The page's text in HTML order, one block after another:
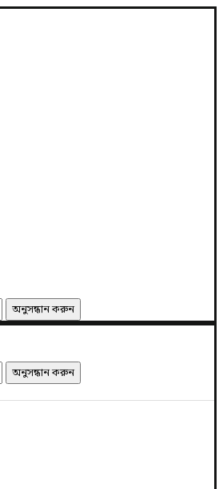
অনুসন্ধান করুন
অনুসন্ধান করুন